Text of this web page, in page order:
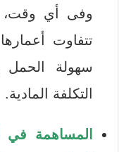
وفى أي وقت،
تتفاوت
سهولة الحمل
التكلفة المادية.
المساهمة في